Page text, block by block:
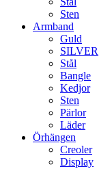
Sten
Armband
Guld
SILVER
Stål
Bangle
Kedjor
Sten
Pärlor
Läder
Örhängen
Creoler
Display